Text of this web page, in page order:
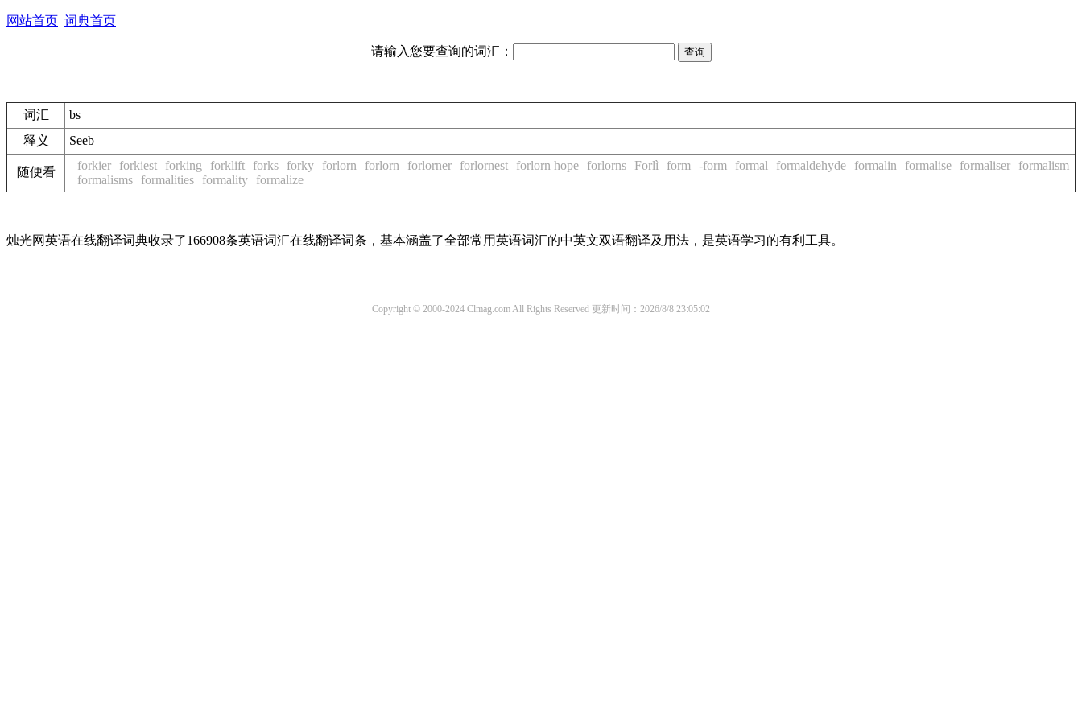
网站首页 词典首页
请输入您要查询的词汇：
词汇
bs
释义
Seeb
随便看 forkier forkiest forking forklift forks forky forlorn forlorn forlorner forlornest forlorn hope forlorns Forlì form -form formal formaldehyde formalin formalise formaliser
formalism
formalisms
formalities formality formalize
烛光网英语在线翻译词典收录了166908条英语词汇在线翻译词条，基本涵盖了全部常用英语词汇的中英文双语翻译及用法，是英语学习的有利工具。
Copyright © 2000-2024 Clmag.com All Rights Reserved 更新时间：2026/8/8 23:05:02